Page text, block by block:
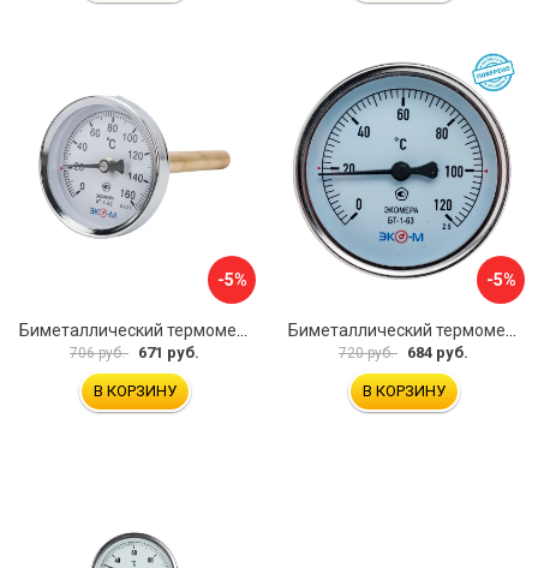
-5%
706 руб. 671 руб.
В КОРЗИНУ
-5%
720 руб. 684 руб.
В КОРЗИНУ